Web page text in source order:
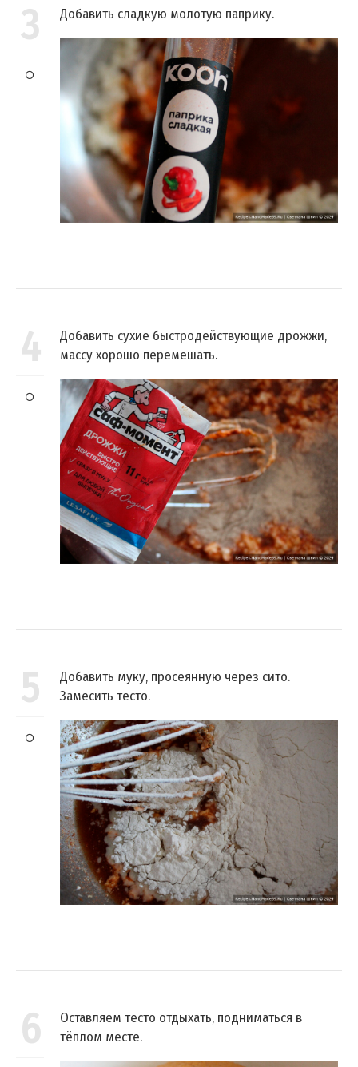
3 Добавить сладкую молотую паприку.
4
Добавить сухие быстродействующие дрожжи,
массу хорошо перемешать.
5
Добавить муку, просеянную через сито.
Замесить тесто.
6
Оставляем тесто отдыхать, подниматься в
тёплом месте.